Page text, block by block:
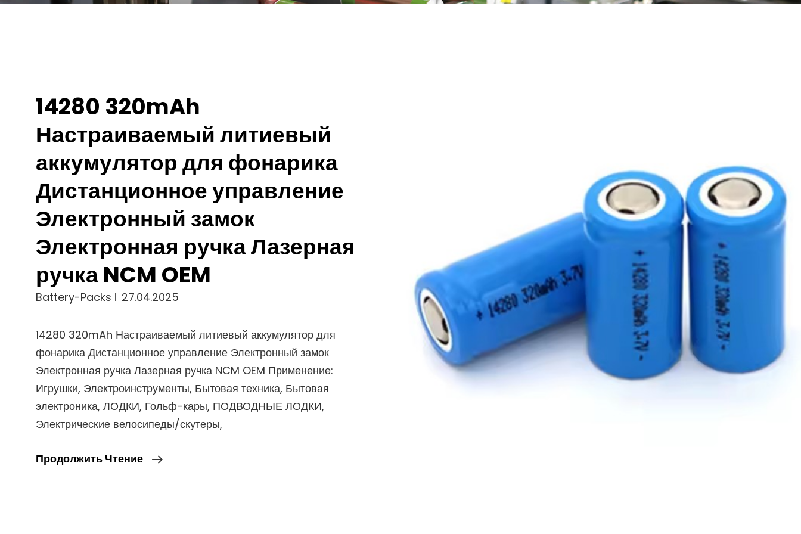
14280 320mAh
Настраиваемый литиевый
аккумулятор для фонарика
Дистанционное управление
Электронный замок
Электронная ручка Лазерная
ручка NCM OEM
Battery-Packs 27.04.2025
14280 320mAh Настраиваемый литиевый аккумулятор для
фонарика Дистанционное управление Электронный замок
Электронная ручка Лазерная ручка NCM OEM Применение:
Игрушки, Электроинструменты, Бытовая техника, Бытовая
электроника, ЛОДКИ, Гольф-кары, ПОДВОДНЫЕ ЛОДКИ,
Электрические велосипеды/скутеры,
Продолжить Чтение
14280